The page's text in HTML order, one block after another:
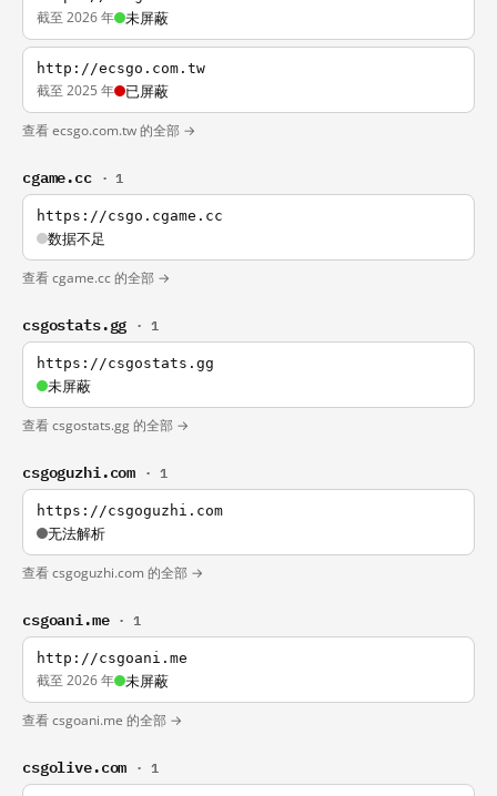
截至 2026 年 未屏蔽
http://ecsgo.com.tw
截至 2025 年 已屏蔽
查看 ecsgo.com.tw 的全部 →
cgame.cc · 1
https://csgo.cgame.cc
数据不足
查看 cgame.cc 的全部 →
csgostats.gg · 1
https://csgostats.gg
未屏蔽
查看 csgostats.gg 的全部 →
csgoguzhi.com · 1
https://csgoguzhi.com
无法解析
查看 csgoguzhi.com 的全部 →
csgoani.me · 1
http://csgoani.me
截至 2026 年 未屏蔽
查看 csgoani.me 的全部 →
csgolive.com · 1